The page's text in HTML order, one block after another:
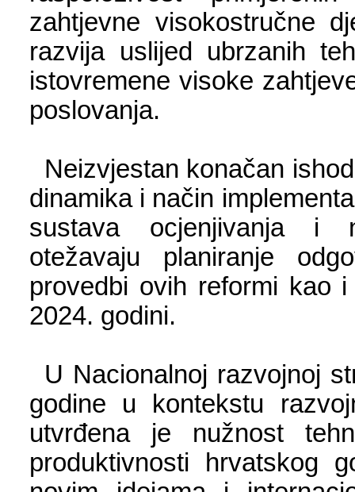
zahtjevne visokostručne
razvija uslijed ubrzanih
istovremene visoke
poslovanja.
Neizvjestan konačan
dinamika i način
sustava ocjenjivanja i
otežavaju planiranje
provedbi ovih reformi kao
2024. godini.
U Nacionalnoj razvojnoj
godine u kontekstu
utvrđena je nužnost
produktivnosti hrvatskog